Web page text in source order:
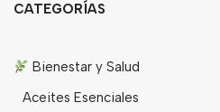
CATEGORÍAS
Bienestar y Salud
Aceites Esenciales